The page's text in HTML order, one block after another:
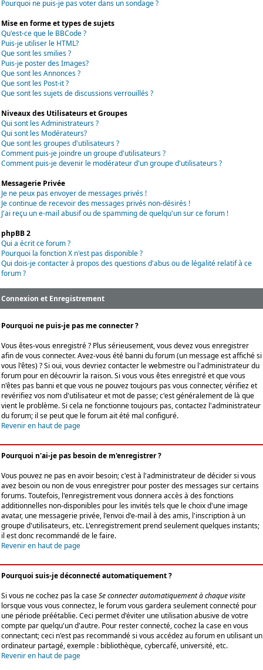
Pourquoi ne puis-je pas voter dans un sondage ?
Mise en forme et types de sujets
Qu'est-ce que le BBCode ?
Puis-je utiliser le HTML?
Que sont les smilies ?
Puis-je poster des Images?
Que sont les Annonces ?
Que sont les Post-it ?
Que sont les sujets de discussions verrouillés ?
Niveaux des Utilisateurs et Groupes
Qui sont les Administrateurs ?
Qui sont les Modérateurs?
Que sont les groupes d'utilisateurs ?
Comment puis-je joindre un groupe d'utilisateurs ?
Comment puis-je devenir le modérateur d'un groupe d'utilisateurs ?
Messagerie Privée
Je ne peux pas envoyer de messages privés !
Je continue de recevoir des messages privés non-désirés !
J'ai reçu un e-mail abusif ou de spamming de quelqu'un sur ce forum !
phpBB 2
Qui a écrit ce forum ?
Pourquoi la fonction X n'est pas disponible ?
Qui dois-je contacter à propos des questions d'abus ou de légalité relatif à ce
forum ?
Connexion et Enregistrement
Pourquoi ne puis-je pas me connecter ?
Vous êtes-vous enregistré ? Plus sérieusement, vous devez vous enregistrer
afin de vous connecter. Avez-vous été banni du forum (un message est affiché si
vous l'êtes) ? Si oui, vous devriez contacter le webmestre ou l'administrateur du
forum pour en découvrir la raison. Si vous vous êtes enregistré et que vous
n'êtes pas banni et que vous ne pouvez toujours pas vous connecter, vérifiez et
revérifiez vos nom d'utilisateur et mot de passe; c'est généralement de là que
vient le problème. Si cela ne fonctionne toujours pas, contactez l'administrateur
du forum; il se peut que le forum ait été mal configuré.
Revenir en haut de page
Pourquoi n'ai-je pas besoin de m'enregistrer ?
Vous pouvez ne pas en avoir besoin; c'est à l'administrateur de décider si vous
avez besoin ou non de vous enregistrer pour poster des messages sur certains
forums. Toutefois, l'enregistrement vous donnera accès à des fonctions
additionnelles non-disponibles pour les invités tels que le choix d'une image
avatar, une messagerie privée, l'envoi d'e-mail à des amis, l'inscription à un
groupe d'utilisateurs, etc. L'enregistrement prend seulement quelques instants;
il est donc recommandé de le faire.
Revenir en haut de page
Pourquoi suis-je déconnecté automatiquement ?
Si vous ne cochez pas la caseSe connecter automatiquement à chaque visite
lorsque vous vous connectez, le forum vous gardera seulement connecté pour
une période préétablie. Ceci permet d'éviter une utilisation abusive de votre
compte par quelqu'un d'autre. Pour rester connecté, cochez la case en vous
connectant; ceci n'est pas recommandé si vous accédez au forum en utilisant un
ordinateur partagé, exemple : bibliothèque, cybercafé, université, etc.
Revenir en haut de page